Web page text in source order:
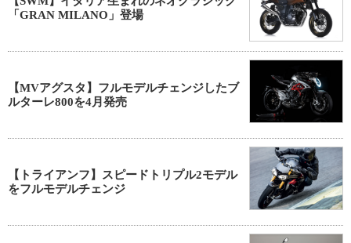
「GRAN MILANO」登場
【MVアグスタ】フルモデルチェンジしたブ
ルターレ800を4月発売
【トライアンフ】スピードトリプル2モデル
をフルモデルチェンジ